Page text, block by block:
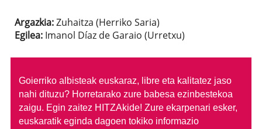
Argazkia:Zuhaitza (Herriko Saria)
Egilea:Imanol Díaz de Garaio (Urretxu)
Goierriko albisteak euskaraz, libre eta kalitatez jaso
nahi dituzu? Horretarako zure babesa ezinbestekoa
zaigu. Egin zaitez HITZAkide! Zure ekarpenari esker,
euskaratik eginda dagoen tokiko informazio